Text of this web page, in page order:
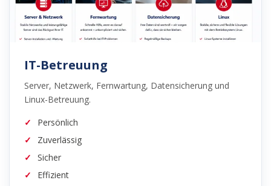
IT-Betreuung
Server, Netzwerk, Fernwartung, Datensicherung und
Linux-Betreuung.
Persönlich
Zuverlässig
Sicher
Effizient